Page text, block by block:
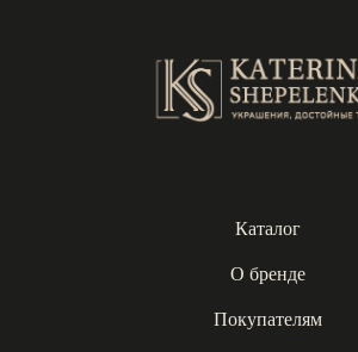
Каталог
О бренде
Покупателям